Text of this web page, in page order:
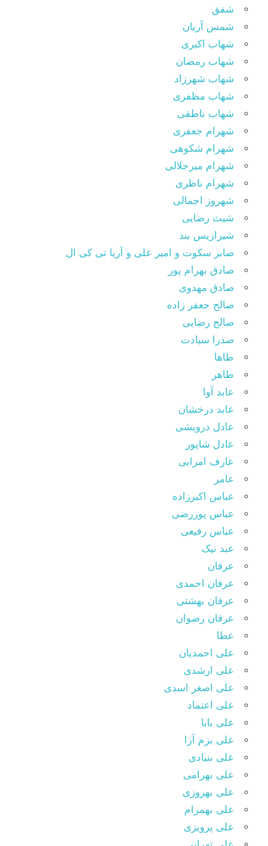
شفق
شمس آریان
شهاب اکبری
شهاب رمضان
شهاب شهرزاد
شهاب مظفری
شهاب ناطقی
شهرام جعفری
شهرام شکوهی
شهرام میرجلالی
شهرام ناظری
شهروز اجمالی
شیث رضایی
شیرازیس بند
صابر سکوت و امیر علی و آریا تی کی ال
صادق بهرام پور
صادق مهدوی
صالح جعفر زاده
صالح رضایی
صدرا سیادت
طاها
طاهر
عابد آوا
عابد درخشان
عادل درویشی
عادل شاپور
عارف امرایی
عامر
عباس اکبرزاده
عباس پوررضی
عباس رفیعی
عبد نیک
عرفان
عرفان احمدی
عرفان بهشتی
عرفان رضوان
عطا
علی احمدیان
علی ارشدی
علی اصغر اسدی
علی اعتماد
علی بابا
علی بزم آرا
علی بنیادی
علی بهرامی
علی بهروزی
علی بهمرام
علی پرویزی